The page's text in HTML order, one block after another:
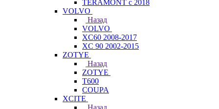
TERAMONT с 2018
VOLVO
Назад
VOLVO
XC60 2008-2017
XC 90 2002-2015
ZOTYE
Назад
ZOTYE
T600
COUPA
XCITE
Назад